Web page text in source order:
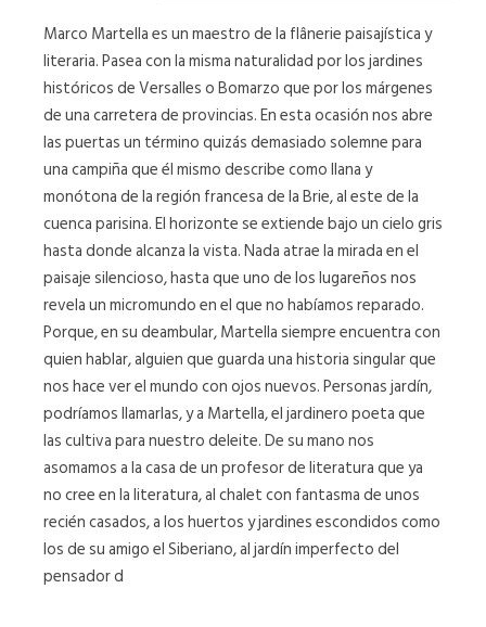
Marco Martella es un maestro de la flânerie paisajística y
literaria. Pasea con la misma naturalidad por los jardines
históricos de Versalles o Bomarzo que por los márgenes
de una carretera de provincias. En esta ocasión nos abre
las puertas un término quizás demasiado solemne para
una campiña que él mismo describe como llana y
monótona de la región francesa de la Brie, al este de la
cuenca parisina. El horizonte se extiende bajo un cielo gris
hasta donde alcanza la vista. Nada atrae la mirada en el
paisaje silencioso, hasta que uno de los lugareños nos
revela un micromundo en el que no habíamos reparado.
Porque, en su deambular, Martella siempre encuentra con
quien hablar, alguien que guarda una historia singular que
nos hace ver el mundo con ojos nuevos. Personas jardín,
podríamos llamarlas, y a Martella, el jardinero poeta que
las cultiva para nuestro deleite. De su mano nos
asomamos a la casa de un profesor de literatura que ya
no cree en la literatura, al chalet con fantasma de unos
recién casados, a los huertos y jardines escondidos como
los de su amigo el Siberiano, al jardín imperfecto del
pensador d